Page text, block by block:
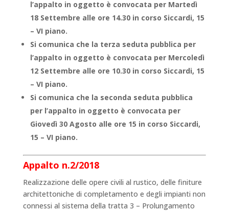
l’appalto in oggetto è convocata per Martedì
18 Settembre alle ore 14.30 in corso Siccardi, 15
– VI piano.
Si comunica che la terza seduta pubblica per
l’appalto in oggetto è convocata per Mercoledì
12 Settembre alle ore 10.30 in corso Siccardi, 15
– VI piano.
Si comunica che la seconda seduta pubblica
per l’appalto in oggetto è convocata per
Giovedì 30 Agosto alle ore 15 in corso Siccardi,
15 – VI piano.
Appalto n.2/2018
Realizzazione delle opere civili al rustico, delle finiture
architettoniche di completamento e degli impianti non
connessi al sistema della tratta 3 – Prolungamento